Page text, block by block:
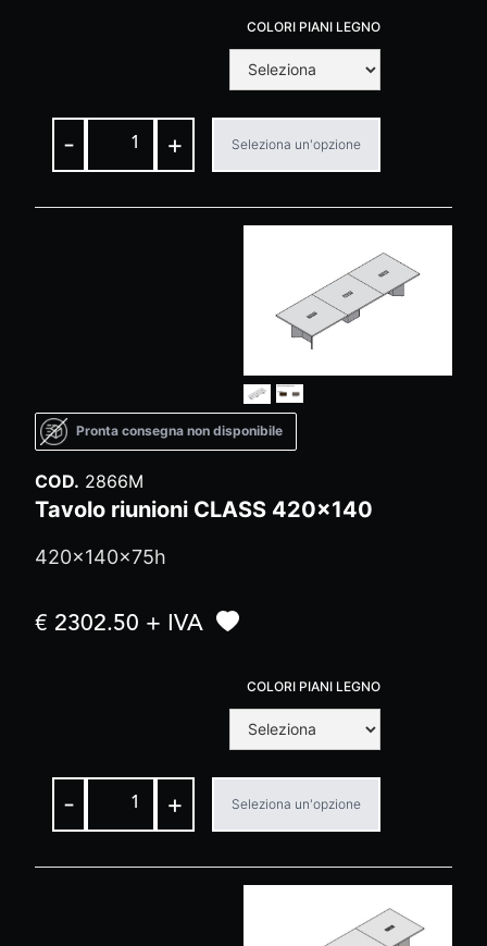
COLORI PIANI LEGNO
- + Seleziona un'opzione
Pronta consegna non disponibile
COD. 2866M
Tavolo riunioni CLASS 420x140
420x140x75h
€ 2302.50 + IVA
COLORI PIANI LEGNO
- + Seleziona un'opzione